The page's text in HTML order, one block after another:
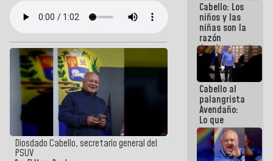
Diosdado Cabello, secretario general del
PSUV
Cabello: Los
niños y las
niñas son la
razón
fundamental
de todo lo
que
estamos
haciendo
Cabello al
palangrista
Avendaño:
Lo que
vayas a
escribir
hazlo hoy